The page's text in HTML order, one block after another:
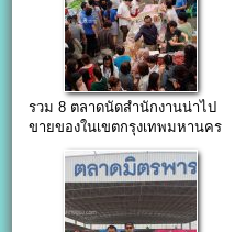
รวม 8 ตลาดนัดสำนักงานน่าไป
ขายของในเขตกรุงเทพมหานคร